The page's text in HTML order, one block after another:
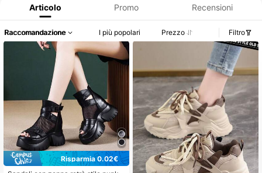
Articolo Promo Recensioni
Raccomandazione I più popolari Prezzo Filtro
Risparmia 0.02€